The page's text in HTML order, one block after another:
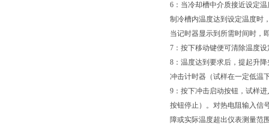
6 ：当冷却槽中介质接近设定
制冷槽内温度达到设定温度时
当记时器显示到所需时间时，
7 ：按下移动键便可清除温度
8 ：温度达到要求后，提起升
冲击计时器（试样在一定低温
9 ：按下冲击启动按钮，试样
按钮停止）。对热电阻输入信
障或实际温度超出仪表测量范